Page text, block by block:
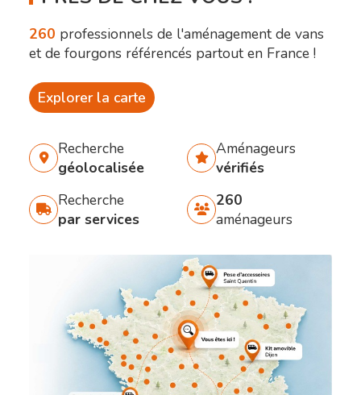
260 professionnels de l'aménagement de vans
et de fourgons référencés partout en France !
Explorer la carte
Recherche
géolocalisée
Aménageurs
vérifiés
Recherche
par services
260
aménageurs